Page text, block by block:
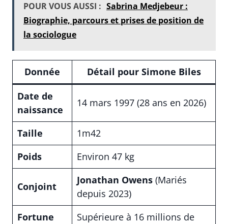
POUR VOUS AUSSI : Sabrina Medjebeur :
Biographie, parcours et prises de position de
la sociologue
Donnée
Détail pour Simone Biles
Date de
naissance
14 mars 1997 (28 ans en 2026)
Taille
1m42
Poids
Environ 47 kg
Conjoint
Jonathan Owens (Mariés
depuis 2023)
Fortune
Supérieure à 16 millions de